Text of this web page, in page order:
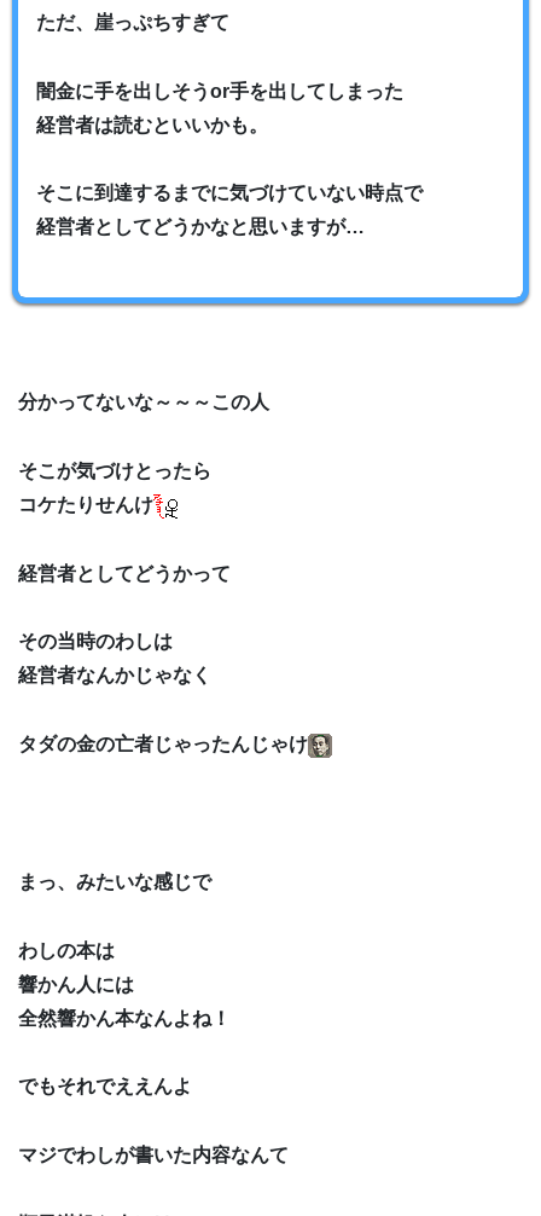
ただ、崖っぷちすぎて
闇金に手を出しそうor手を出してしまった
経営者は読むといいかも。
そこに到達するまでに気づけていない時点で
経営者としてどうかなと思いますが…
分かってないな～～～この人
そこが気づけとったら
コケたりせんけ
経営者としてどうかって
その当時のわしは
経営者なんかじゃなく
タダの金の亡者じゃったんじゃけ
まっ、みたいな感じで
わしの本は
響かん人には
全然響かん本なんよね！
でもそれでええんよ
マジでわしが書いた内容なんて